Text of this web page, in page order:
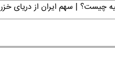
چیست؟ | سهم ایران از دریای خزر